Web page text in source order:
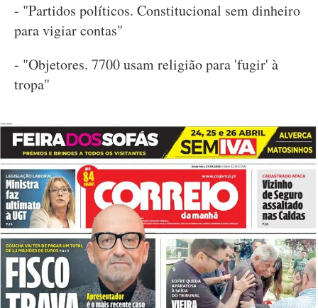
- "Partidos políticos. Constitucional sem dinheiro
para vigiar contas"
- "Objetores. 7700 usam religião para 'fugir' à
tropa"